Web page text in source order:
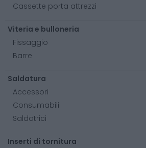
Cassette porta attrezzi
Viteria e bulloneria
Fissaggio
Barre
Saldatura
Accessori
Consumabili
Saldatrici
Inserti di tornitura